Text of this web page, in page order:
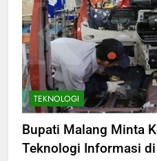
TEKNOLOGI
Bupati Malang Minta
Teknologi Informasi